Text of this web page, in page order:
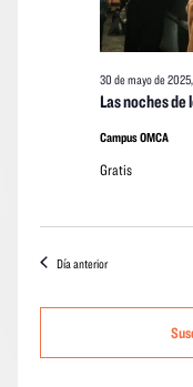
Las noches de
30 de mayo de
Campus OMCA
Gratis
Día anterior